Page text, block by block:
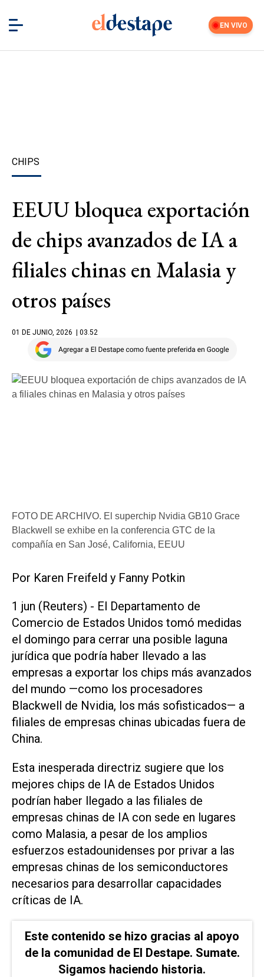
EN VIVO
CHIPS
EEUU bloquea exportación
de chips avanzados de IA a
filiales chinas en Malasia y
otros países
01 DE JUNIO, 2026 | 03.52
FOTO DE ARCHIVO. El superchip Nvidia GB10 Grace
Blackwell se exhibe en la conferencia GTC de la
compañía en San José, California, EEUU
Por Karen Freifeld y Fanny ​Potkin
1 jun (Reuters) - El Departamento de
Comercio de Estados Unidos tomó medidas
el domingo para cerrar una posible laguna
jurídica que podría haber llevado a las
empresas a ‌exportar los chips más avanzados
del ‌mundo —como los procesadores
Blackwell de Nvidia, los más sofisticados— a
filiales de empresas chinas ubicadas fuera de
China.
Esta inesperada directriz sugiere que los
mejores chips de IA de Estados Unidos
podrían haber llegado a las filiales de
empresas chinas de IA con sede en lugares
como Malasia, a pesar de los amplios
esfuerzos estadounidenses por privar a las
empresas chinas de los semiconductores
necesarios para desarrollar capacidades
críticas de IA.
Este contenido se hizo gracias al apoyo
de la comunidad de El Destape. Sumate.
Sigamos haciendo historia.